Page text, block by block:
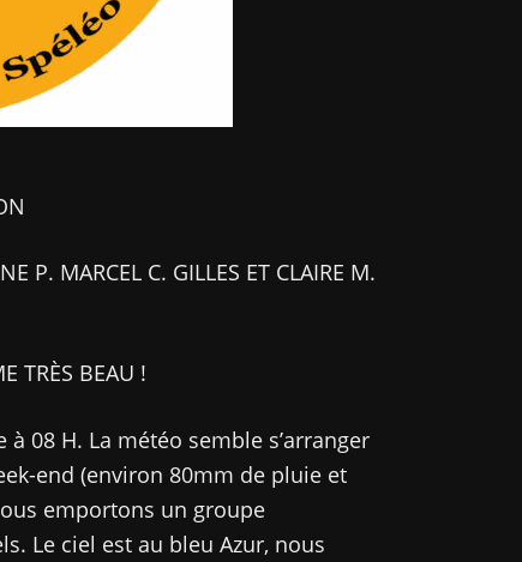
P. MARCEL C. GILLES ET CLAIRE M.
TRÈS BEAU !
08 H. La météo semble s’arranger
end (environ 80mm de pluie et
emportons un groupe
Le ciel est au bleu Azur, nous